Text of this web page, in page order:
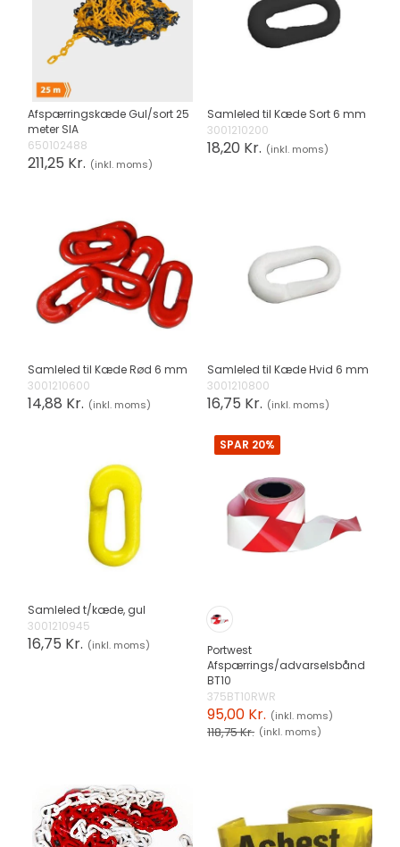
Afspærringskæde Gul/sort 25
meter SIA
650102488
211,25 Kr. (inkl. moms)
Samleled til Kæde Sort 6 mm
3001210200
18,20 Kr. (inkl. moms)
Samleled til Kæde Rød 6 mm
3001210600
14,88 Kr. (inkl. moms)
Samleled til Kæde Hvid 6 mm
3001210800
16,75 Kr. (inkl. moms)
Samleled t/kæde, gul
3001210945
16,75 Kr. (inkl. moms)
SPAR 20%
Portwest
Afspærrings/advarselsbånd
BT10
375BT10RWR
95,00 Kr. (inkl. moms)
118,75 Kr. (inkl. moms)